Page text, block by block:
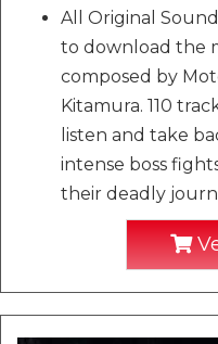
All Original
to download the
composed by
Kitamura. 110
listen and take
intense boss
their deadly